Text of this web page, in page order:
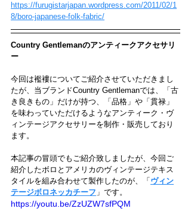
https://furugistarjapan.wordpress.com/2011/02/1
8/boro-japanese-folk-fabric/
Country Gentlemanのアンティークアクセサリ
ー
今回は襤褸についてご紹介させていただきまし
たが、当ブランドCountry Gentlemanでは、「古
き良きもの」だけが持つ、「品格」や「貫禄」
を味わっていただけるようなアンティーク・ヴ
ィンテージアクセサリーを制作・販売しており
ます。
本記事の冒頭でもご紹介致しましたが、今回ご
紹介したボロとアメリカのヴィンテージテキス
タイルを組み合わせて製作したのが、「 ヴィン
テージボロネッカチーフ 」です。
https://youtu.be/ZzUZW7sfPQM